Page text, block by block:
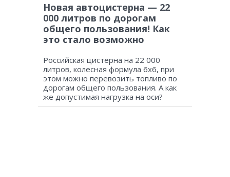
Новая автоцистерна — 22
000 литров по дорогам
общего пользования! Как
это стало возможно
Российская цистерна на 22 000
литров, колесная формула 6х6, при
этом можно перевозить топливо по
дорогам общего пользования. А как
же допустимая нагрузка на оси?